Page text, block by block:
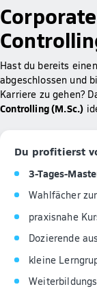
Hast du bereits
abgeschlossen und
Karriere zu gehen?
Controlling (M.Sc.)
Du profitierst
3-Tages-
Wahlfächer
praxisnahe
Dozierende
kleine